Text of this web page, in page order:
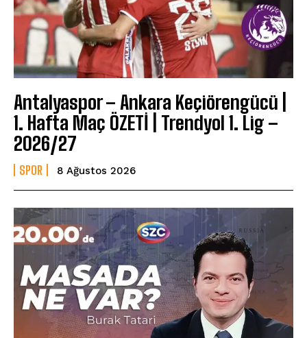
Antalyaspor – Ankara Keçiörengücü |
1. Hafta Maç ÖZETİ | Trendyol 1. Lig –
2026/27
SPOR 8 Ağustos 2026